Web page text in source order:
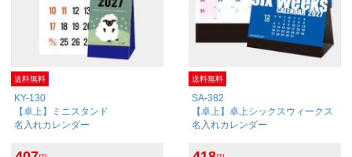
送料無料
KY-130
【卓上】ミニスタンド
名入れカレンダー
送料無料
SA-382
【卓上】卓上シックスウィークス
名入れカレンダー